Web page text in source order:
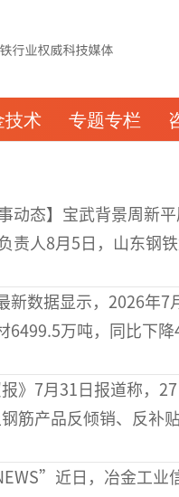
技术 专题专栏
事动态】宝武背景周新
责人8月5日，山东钢
政府国有资产监督管
新数据显示，2026年7
6499.5万吨，同比下
》7月31日报道称，
筋产品反倾销、反补
的 近日，冶金工业